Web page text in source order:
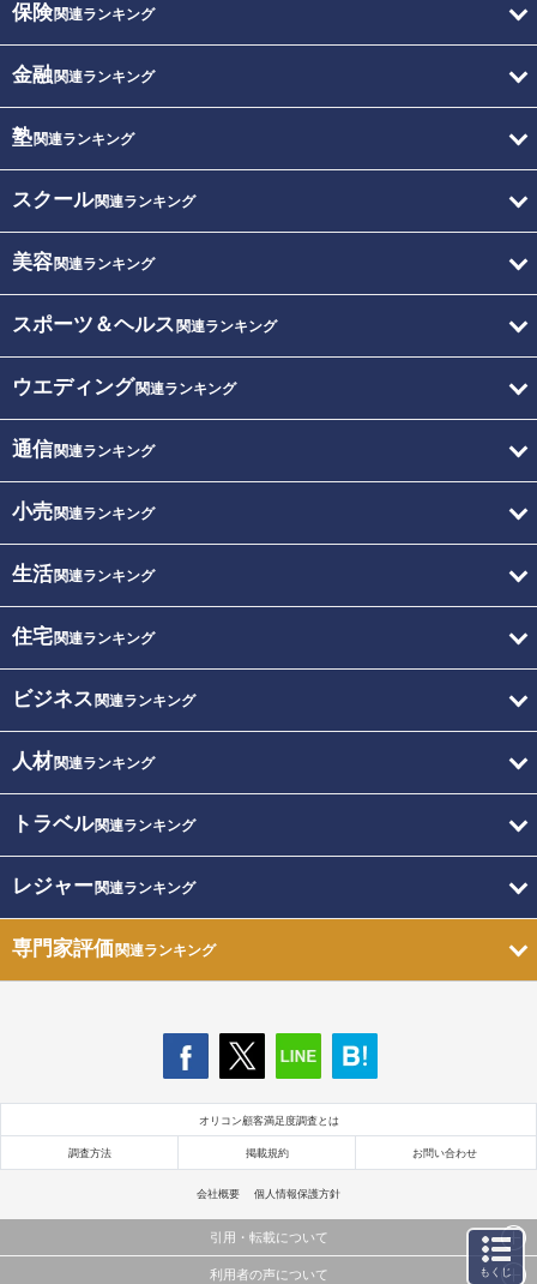
保険関連ランキング
金融関連ランキング
塾関連ランキング
スクール関連ランキング
美容関連ランキング
スポーツ＆ヘルス 関連ランキング
ウエディング関連ランキング
通信関連ランキング
小売関連ランキング
生活関連ランキング
住宅関連ランキング
ビジネス 関連ランキング
人材関連ランキング
トラベル関連ランキング
レジャー関連ランキング
専門家評価関連ランキング
オリコン顧客満足度調査とは
調査方法 掲載規約 お問い合わせ
会社概要 個人情報保護方針
引用・転載について
当サイトで公開されている情報（文字、写真、イラスト、画像データ等）及びこれらの配置・
利用者の声について もくじ